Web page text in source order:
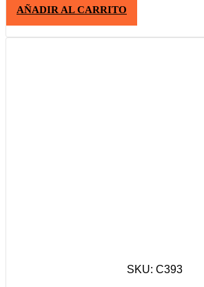
AÑADIR AL CARRITO
SKU: C393